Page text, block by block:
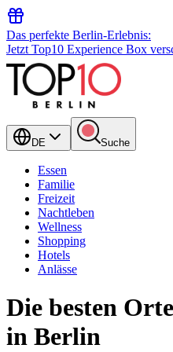
Das perfekte Berlin-Erlebnis:
Jetzt Top10 Experience Box
DE Suche
Essen
Familie
Freizeit
Nachtleben
Wellness
Shopping
Hotels
Anlässe
Die besten
in Berlin